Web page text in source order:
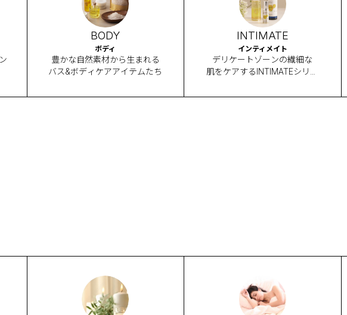
BODY
ボディ
豊かな自然素材から生まれる
バス&ボディケアアイテムたち
INTIMATE
インティメイト
デリケートゾーンの繊細な
肌をケアするINTIMATEシリー